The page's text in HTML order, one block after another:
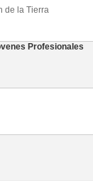
de la Tierra
Profesionales